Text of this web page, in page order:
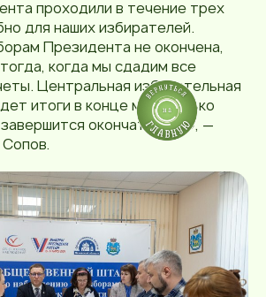
проходили в течение трех
для наших избирателей.
Президента не окончена,
когда мы сдадим все
Центральная избирательная
итоги в конце мая. Только
окончательно», —